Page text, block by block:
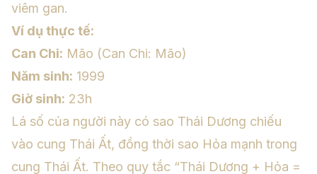
viêm gan.
Ví dụ thực tế:
Can Chi: Mão (Can Chi: Mão)
Năm sinh: 1999
Giờ sinh: 23h
Lá số của người này có sao Thái Dương chiếu
vào cung Thái Ất, đồng thời sao Hỏa mạnh trong
cung Thái Ất. Theo quy tắc “Thái Dương + Hỏa =